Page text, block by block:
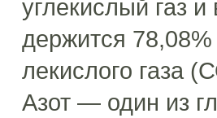
углекислый газ
держится
лекислого газа
Азот — один из